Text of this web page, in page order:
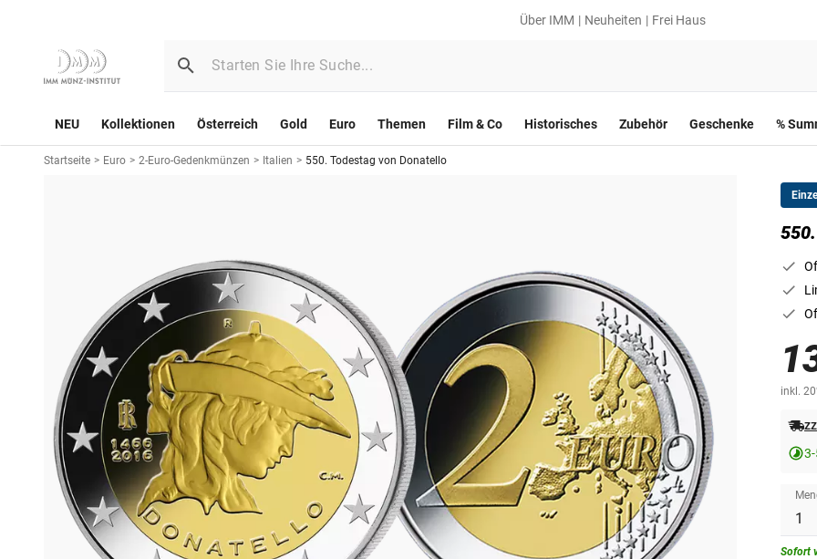
Über IMM Neuheiten Frei Haus
NEU Kollektionen Österreich Gold Euro Themen Film & Co Historisches Zubehör Geschenke %
Startseite > Euro > 2-Euro-Gedenkmünzen > Italien > 550. Todestag von Donatello
inkl.
Sofort